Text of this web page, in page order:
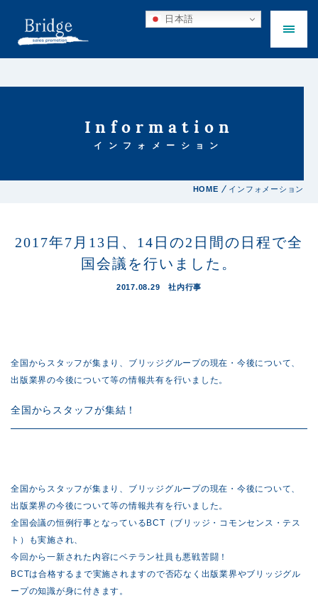
日本語
Information
インフォメーション
HOME インフォメーション
2017年7月13日、14日の2日間の日程で全
国会議を行いました。
2017.08.29社内行事
全国からスタッフが集まり、ブリッジグループの現在・今後について、
出版業界の今後について等の情報共有を行いました。
全国からスタッフが集結！
全国からスタッフが集まり、ブリッジグループの現在・今後について、
出版業界の今後について等の情報共有を行いました。
全国会議の恒例行事となっているBCT（ブリッジ・コモンセンス・テス
ト）も実施され、
今回から一新された内容にベテラン社員も悪戦苦闘！
BCTは合格するまで実施されますので否応なく出版業界やブリッジグル
ープの知識が身に付きます。